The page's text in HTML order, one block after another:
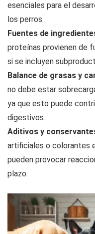
esenciales para el
los perros.
Fuentes de
proteínas provienen de
si se incluyen
Balance de grasas y
no debe estar
ya que esto puede
digestivos.
Aditivos y
artificiales o colorantes
pueden provocar
plazo.